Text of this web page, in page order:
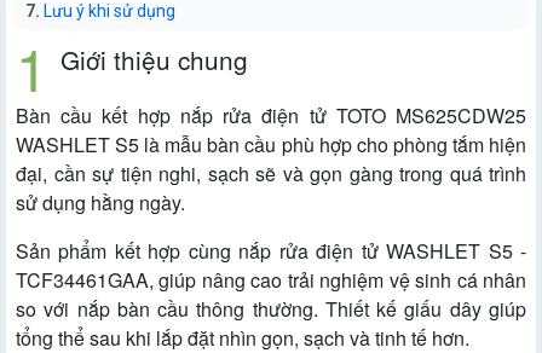
Lưu ý khi sử dụng
Giới thiệu chung
Bàn cầu kết hợp nắp rửa điện tử TOTO MS625CDW25
WASHLET S5 là mẫu bàn cầu phù hợp cho phòng tắm hiện
đại, cần sự tiện nghi, sạch sẽ và gọn gàng trong quá trình
sử dụng hằng ngày.
Sản phẩm kết hợp cùng nắp rửa điện tử WASHLET S5 -
TCF34461GAA, giúp nâng cao trải nghiệm vệ sinh cá nhân
so với nắp bàn cầu thông thường. Thiết kế giấu dây giúp
tổng thể sau khi lắp đặt nhìn gọn, sạch và tinh tế hơn.